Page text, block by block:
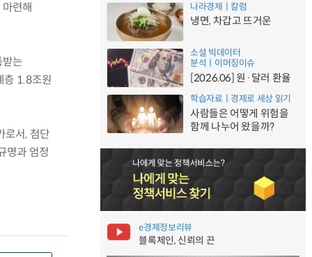
련해
는
층 1.8조원
로서, 첨단
명과 엄정
나라경제ㅣ칼럼
냉면, 차갑고 뜨거운
소셜 빅데이터
분석ㅣ이머징이슈
[2026.06] 원·달러 환율
학습자료ㅣ경제로 세상 읽기
사람들은 어떻게 위험을
함께 나누어 왔을까?
e경제정보리뷰
블록체인, 신뢰의 끈